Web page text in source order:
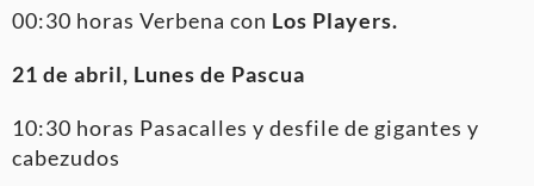
00:30 horas Verbena con Los Players.
21 de abril, Lunes de Pascua
10:30 horas Pasacalles y desfile de gigantes y
cabezudos